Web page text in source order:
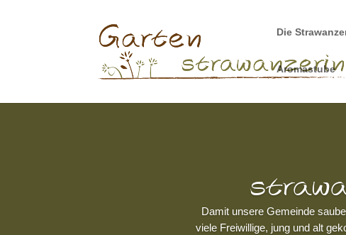
Die
Aromastube
Damit unsere Gemeinde
viele Freiwillige, jung und alt